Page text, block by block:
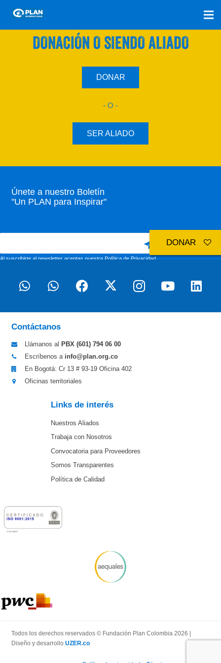
SÚMATE A NUESTRO PLAN CON UNA
DONACIÓN O SIENDO ALIADO
DONAR
- O -
SER ALIADO
Únete a nuestro Boletín
"Un PLAN para Inspirar"
Al suscribirte al newsletter aceptas nuestraPolítica de Privacidad
Contáctanos
Llámanos al PBX (601) 794 06 00
Escríbenos a info@plan.org.co
En Bogotá: Cr 13 # 93-19 Oficina 402
Oficinas territoriales
Links de interés
Nuestros Aliados
Trabaja con Nosotros
Convocatoria para Proveedores
Somos Transparentes
Política de Calidad
Todos los derechos reservados © Fundación Plan Colombia 2026 |
Diseño y desarrollo UZER.co
DONAR